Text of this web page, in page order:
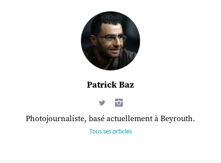
Patrick Baz
Photojournaliste, basé actuellement à Beyrouth.
Tous ses articles